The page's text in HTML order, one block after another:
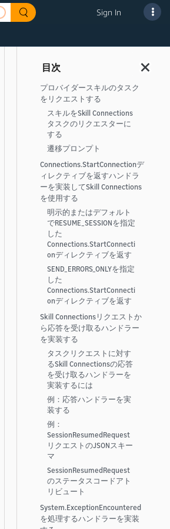
Sign In
プロバイダースキルのタスク
をリクエストする
スキルをSkill Connections
タスクのリクエスターに
する
遷移プロンプト
Connections.StartConnectionデ
ィレクティブを返すハンドラ
ーを実装してSkill Connections
を使用する
明示的またはデフォルト
でRESUME_SESSIONを指定
した
Connections.StartConnecti
onディレクティブを返す
SEND_ERRORS_ONLYを指定
した
Connections.StartConnecti
onディレクティブを返す
Skill Connectionsリクエストか
ら応答を受け取るハンドラー
を実装する
タスクリクエストに対す
るSkill Connectionsの応答
を受け取るハンドラーを
実装するには
例：応答ハンドラーを実
装する
例：
SessionResumedRequest
リクエストのJSONスキー
マ
SessionResumedRequest
のステータスコードアト
リビュート
System.ExceptionEncountered
を処理するハンドラーを実装